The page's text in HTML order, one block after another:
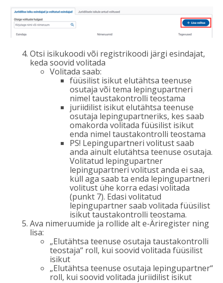
Otsi isikukoodi või registrikoodi järgi esindajat,
keda soovid volitada
Volitada saab:
füüsilist isikut elutähtsa teenuse
osutaja või tema lepingupartneri
nimel taustakontrolli teostama
juriidilist isikut elutähtsa teenuse
osutaja lepingupartneriks, kes saab
omakorda volitada füüsilist isikut
enda nimel taustakontrolli teostama
PS! Lepingupartneri volitust saab
anda ainult elutähtsa teenuse osutaja.
Volitatud lepingupartner
lepingupartneri volitust anda ei saa,
küll aga saab ta enda lepingupartneri
volitust ühe korra edasi volitada
(punkt 7). Edasi volitatud
lepingupartner saab volitada füüsilist
isikut taustakontrolli teostama.
Ava nimeruumide ja rollide alt e-Äriregister ning
lisa:
„Elutähtsa teenuse osutaja taustakontrolli
teostaja“ roll, kui soovid volitada füüsilist
isikut
„Elutähtsa teenuse osutaja lepingupartner“
roll, kui soovid volitada juriidilist isikut